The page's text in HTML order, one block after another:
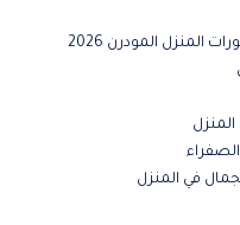
المنزل المودرن 2026
في المنزل